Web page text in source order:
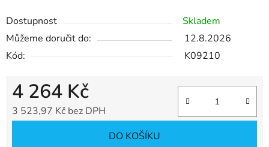
Dostupnost
Skladem
Můžeme doručit do:
12.8.2026
Kód:
K09210
4 264 Kč
3 523,97 Kč bez DPH
DO KOŠÍKU